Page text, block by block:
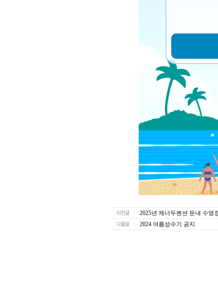
2025년 제너두펜션 둔내 수영
2024 여름성수기 공지